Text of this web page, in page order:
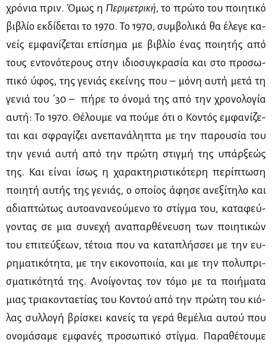
χρό­νια πριν. Όμως η Πε­ρι­με­τρι­κή, το πρώ­το του ποι­η­τι­κό
βι­βλίο εκ­δί­δε­ται το 1970. Το 1970, συμ­βο­λι­κά θα έλε­γε κα­
νείς εμ­φα­νί­ζε­ται επί­ση­μα με βι­βλίο ένας ποι­η­τής από
τους εντο­νό­τε­ρους στην ιδιο­συ­γκρα­σία και στο προ­σω­
πι­κό ύφος, της γε­νιάς εκεί­νης που – μό­νη αυ­τή με­τά τη
γε­νιά του ΄30 – πή­ρε το όνο­μά της από την χρο­νο­λο­γία
αυ­τή: Το 1970. Θέ­λου­με να πού­με ότι ο Κο­ντός εμ­φα­νί­ζε­
ται και σφρα­γί­ζει ανε­πα­νά­λη­πτα με την πα­ρου­σία του
την γε­νιά αυ­τή από την πρώ­τη στιγ­μή της υπάρ­ξε­ώς
της. Και εί­ναι ίσως η χα­ρα­κτη­ρι­στι­κό­τε­ρη πε­ρί­πτω­ση
ποι­η­τή αυ­τής της γε­νιάς, ο οποί­ος άφη­σε ανε­ξί­τη­λο και
αδια­πτώ­τως αυ­το­α­να­νε­ού­με­νο το στίγ­μα του, κα­τα­φεύ­
γο­ντας σε μια συ­νε­χή ανα­παρ­θέ­νευ­ση των ποι­η­τι­κών
του επι­τεύ­ξε­ων, τέ­τοια που να κα­τα­πλήσ­σει με την ευ­
ρη­μα­τι­κό­τη­τα, με την ει­κο­νο­ποι­ία, και με την πο­λυ­πρι­
σμα­τι­κό­τη­τά της. Ανοί­γο­ντας τον τό­μο με τα ποι­ή­μα­τα
μιας τρια­κο­ντα­ε­τί­ας του Κο­ντού από την πρώ­τη του κιό­
λας συλ­λο­γή βρί­σκει κα­νείς τα γε­ρά θε­μέ­λια αυ­τού που
ονο­μά­σα­με εμ­φα­νές προ­σω­πι­κό στίγ­μα. Πα­ρα­θέ­του­με